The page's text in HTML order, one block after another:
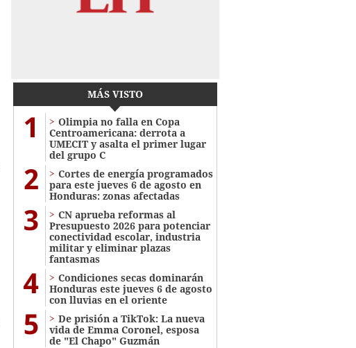
MÁS VISTO
1
Olimpia no falla en Copa
Centroamericana: derrota a
UMECIT y asalta el primer lugar
del grupo C
2
Cortes de energía programados
para este jueves 6 de agosto en
Honduras: zonas afectadas
3
CN aprueba reformas al
Presupuesto 2026 para potenciar
conectividad escolar, industria
militar y eliminar plazas
fantasmas
4
Condiciones secas dominarán
Honduras este jueves 6 de agosto
con lluvias en el oriente
5
De prisión a TikTok: La nueva
vida de Emma Coronel, esposa
de "El Chapo" Guzmán